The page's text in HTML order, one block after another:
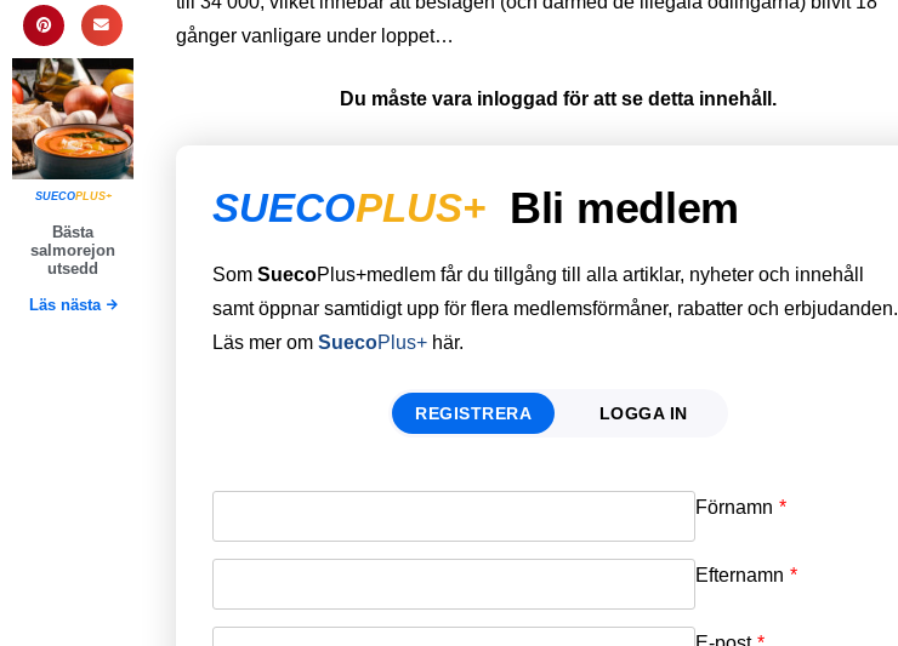
SUECOPLUS+
Bästa
salmorejon
utsedd
Läs nästa
gånger vanligare under loppet…
Du måste vara inloggad för att se detta innehåll.
SUECOPLUS+ Bli medlem
Som SuecoPlus+medlem får du tillgång till alla artiklar, nyheter och innehåll
samt öppnar samtidigt upp för flera medlemsförmåner, rabatter och erbjudanden.
Läs mer om SuecoPlus+ här.
REGISTRERA LOGGA IN
Förnamn *
Efternamn *
Email
Password